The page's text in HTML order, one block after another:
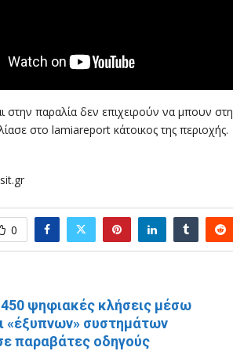
στην παραλία δεν επιχειρούν να μπουν
στο lamiareport κάτοικος της περιοχής.
0
ψηφιακές κλήσεις μέσω
«έξυπνων» συστημάτων
παραβάτες οδηγούς